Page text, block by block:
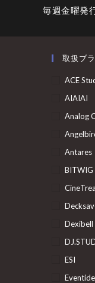
毎週金曜発
取扱ブ
ACE
AIAIAI
Analog
Antares
BITWIG
Dexibell
ESI
Eventide